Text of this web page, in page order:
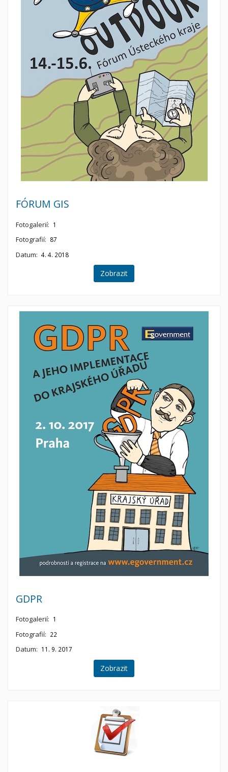
FÓRUM GIS
Fotogalerií: 1
Fotografií: 87
Datum: 4. 4. 2018
Zobrazit
GDPR
Fotogalerií: 1
Fotografií: 22
Datum: 11. 9. 2017
Zobrazit